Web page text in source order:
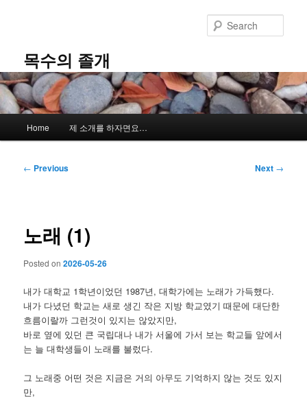
content목수의 졸개
Home 제 소개를 하자면요…
Post
← Previous Next →
노래 (1)
Posted on2026-05-26
내가 대학교 1학년이었던 1987년, 대학가에는 노래가 가득했다.
내가 다녔던 학교는 새로 생긴 작은 지방 학교였기 때문에 대단한
흐름이랄까 그런것이 있지는 않았지만,
바로 옆에 있던 큰 국립대나 내가 서울에 가서 보는 학교들 앞에서
는 늘 대학생들이 노래를 불렀다.
그 노래중 어떤 것은 지금은 거의 아무도 기억하지 않는 것도 있지
만,